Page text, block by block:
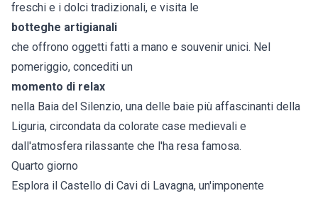
freschi e i dolci tradizionali, e visita le
botteghe artigianali
che offrono oggetti fatti a mano e souvenir unici. Nel
pomeriggio, concediti un
momento di relax
nella Baia del Silenzio, una delle baie più affascinanti della
Liguria, circondata da colorate case medievali e
dall'atmosfera rilassante che l'ha resa famosa.
Quarto giorno
Esplora il Castello di Cavi di Lavagna, un'imponente